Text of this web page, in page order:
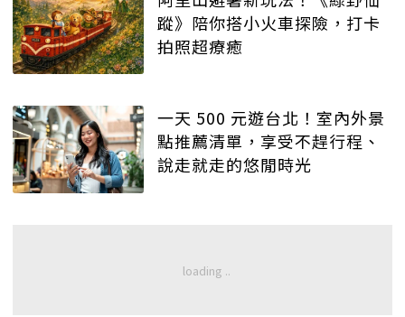
蹤》陪你搭小火車探險，打卡
拍照超療癒
一天 500 元遊台北！室內外景
點推薦清單，享受不趕行程、
說走就走的悠閒時光